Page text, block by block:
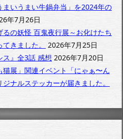
いうまい牛鍋弁当」を2024年の
年7月26日
の妖怪 百鬼夜行展～お化けたち
てきました。 2026年7月25日
ス』全3話 感想 2026年7月20日
展」関連イベント「にゃぁ〜ん
ナルステッカーが届きました。